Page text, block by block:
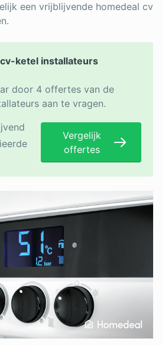
een vrijblijvende homedeal cv
ketel installateurs
door 4 offertes van de
aan te vragen.
Vergelijk
offertes